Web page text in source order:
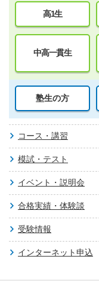
高1生
中高一貫生
塾生の方
コース・講習
模試・テスト
イベント・説明会
合格実績・体験談
受験情報
インターネット申込